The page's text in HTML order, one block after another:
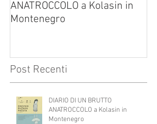
ANATROCCOLO a Kolasin in
Montenegro
Post Recenti
DIARIO DI UN BRUTTO
ANATROCCOLO a Kolasin in
Montenegro